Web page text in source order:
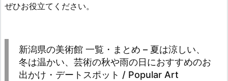
ぜひお役立てください。
新潟県の美術館 一覧・まとめ – 夏は涼しい、
冬は温かい、芸術の秋や雨の日におすすめのお
出かけ・デートスポット / Popular Art